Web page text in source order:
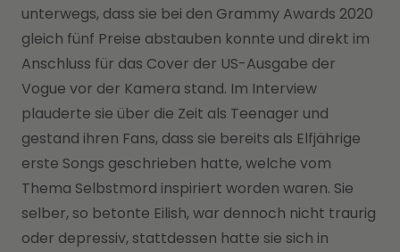
unterwegs, dass sie bei den Grammy Awards 2020
gleich fünf Preise abstauben konnte und direkt im
Anschluss für das Cover der US-Ausgabe der
Vogue vor der Kamera stand. Im Interview
plauderte sie über die Zeit als Teenager und
gestand ihren Fans, dass sie bereits als Elfjährige
erste Songs geschrieben hatte, welche vom
Thema Selbstmord inspiriert worden waren. Sie
selber, so betonte Eilish, war dennoch nicht traurig
oder depressiv, stattdessen hatte sie sich in